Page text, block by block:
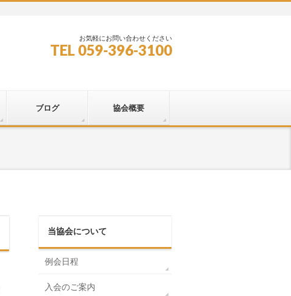
お気軽にお問い合わせください
TEL 059-396-3100
ブログ 協会概要
当協会について
例会日程
入会のご案内